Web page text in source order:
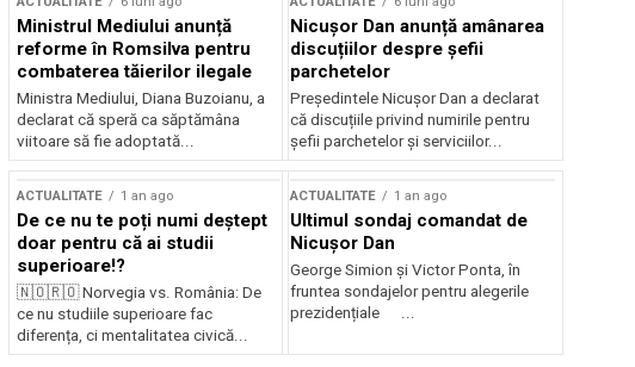
Ministrul Mediului anunță
reforme în Romsilva pentru
combaterea tăierilor ilegale
Ministra Mediului, Diana Buzoianu, a
declarat că speră ca săptămâna
viitoare să fie adoptată...
Nicușor Dan anunță amânarea
discuțiilor despre șefii
parchetelor
Președintele Nicușor Dan a declarat
că discuțiile privind numirile pentru
șefii parchetelor și serviciilor...
ACTUALITATE 1 an ago
De ce nu te poți numi deștept
doar pentru că ai studii
superioare!?
🇳🇴🇷🇴 Norvegia vs. România: De
ce nu studiile superioare fac
diferența, ci mentalitatea civică...
ACTUALITATE 1 an ago
Ultimul sondaj comandat de
Nicușor Dan
George Simion și Victor Ponta, în
fruntea sondajelor pentru alegerile
prezidențiale ...